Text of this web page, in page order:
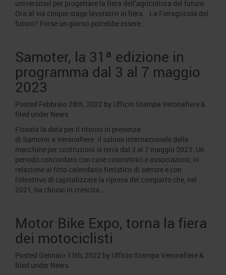
universitari per progettare la fiera dell’agricoltura del futuro.
Ora al via cinque stage lavorativi in fiera. La Fieragricola del
futuro? Forse un giorno potrebbe essere…
Samoter, la 31ª edizione in
programma dal 3 al 7 maggio
2023
Posted Febbraio 28th, 2022 by Ufficio Stampa Veronafiere &
filed under News.
Fissata la data per il ritorno in presenza
di Samoter a Veronafiere: il salone internazionale delle
macchine per costruzioni si terrà dal 3 al 7 maggio 2023. Un
periodo concordato con case costruttrici e associazioni, in
relazione al fitto calendario fieristico di settore e con
l’obiettivo di capitalizzare la ripresa del comparto che, nel
2021, ha chiuso in crescita…
Motor Bike Expo, torna la fiera
dei motociclisti
Posted Gennaio 13th, 2022 by Ufficio Stampa Veronafiere &
filed under News.